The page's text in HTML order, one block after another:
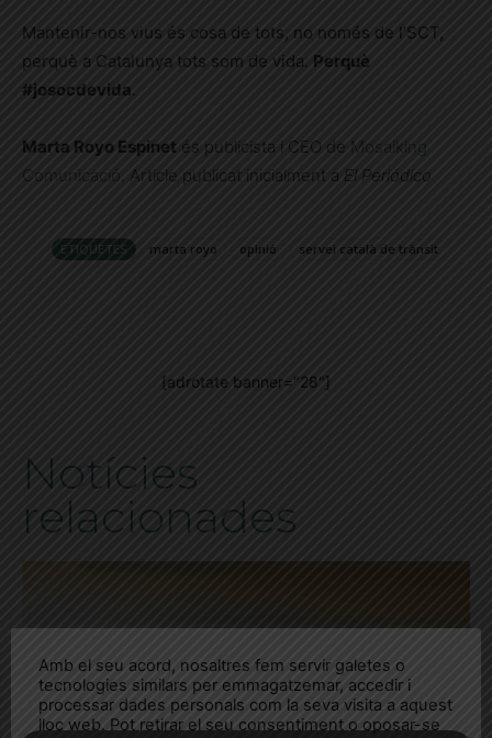
Mantenir-nos vius és cosa de tots, no només de l’SCT,
perquè a Catalunya tots som de vida. Perquè
#josocdevida.
Marta Royo Espinet és publicista i CEO de Mosaiking
Comunicació. Article publicat inicialment a El Periódico
ETIQUETES marta royo opinió servei català de trànsit
[adrotate banner="28"]
Notícies
relacionades
Amb el seu acord, nosaltres fem servir galetes o
tecnologies similars per emmagatzemar, accedir i
processar dades personals com la seva visita a aquest
lloc web. Pot retirar el seu consentiment o oposar-se